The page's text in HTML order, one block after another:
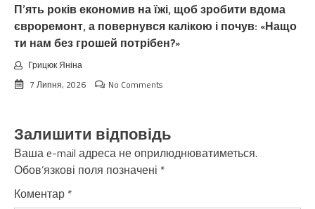
П’ять років економив на їжі, щоб зробити вдома
євроремонт, а повернувся калiкою і почув: «Нащо
ти нам без грошей потрібен?»
Грицюк Яніна
7 Липня, 2026
No Comments
Залишити відповідь
Ваша e-mail адреса не оприлюднюватиметься.
Обов’язкові поля позначені *
Коментар *